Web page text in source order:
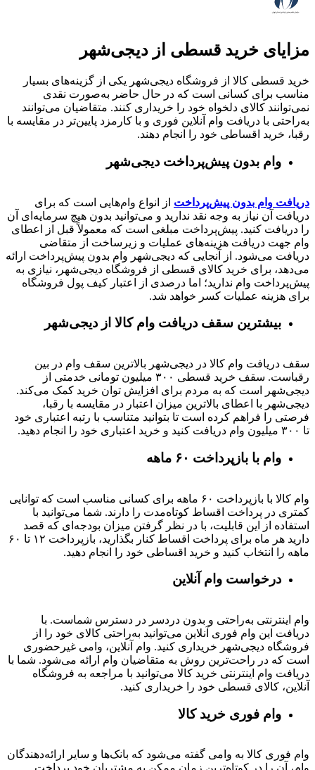
مزایای خرید قسطی از دیجی‌شهر
خرید قسطی کالا از فروشگاه دیجی‌شهر یکی از گزینه‌های بسیار
مناسب برای کسانی است که در حال حاضر به‌صورت نقدی
نمی‌توانند کالای دلخواه خود را خریداری کنند. متقاضیان می‌توانند
به‌راحتی با دریافت وام آنلاین فوری و با کارمزد پایین‌تر در مقایسه با
رقبا، خرید اقساطی خود را انجام دهند.
وام بدون پیش‌پرداخت‌ دیجی‌شهر
دریافت وام بدون پیش‌پرداخت از انواع وام‌هایی است که برای
دریافت آن نیاز به وجه نقد ندارید و می‌توانید بدون هیچ سرمایه‌ای آن
را دریافت کنید. پیش‌پرداخت مبلغی است که معمولاً قبل از اعطای
وام جهت دریافت هزینه‌های عملیات و زیرساخت از متقاضی
دریافت می‌شود. از آنجایی که دیجی‌شهر وام بدون پیش‌پرداخت ارائه
می‌دهد، برای خرید کالای قسطی از فروشگاه دیجی‌شهر، نیازی به
پیش‌پرداخت وام ندارید؛ اما درصدی از اعتبار کیف پول فروشگاه
برای هزینه عملیات کسر خواهد شد.
بیشترین سقف دریافت وام کالا از دیجی‌شهر
سقف دریافت وام کالا در دیجی‌شهر بالاترین سقف وام در بین
رقباست. سقف خرید قسطی ۳۰۰ میلیون تومانی خدمتی از
دیجی‌شهر است که به مردم برای افزایش توان خرید کمک می‌کند.
دیجی‌شهر با اعطای بالاترین میزان اعتبار در مقایسه با رقبا،
فرصتی را فراهم کرده است تا بتوانید متناسب با رتبه اعتباری خود
تا ۳۰۰ میلیون وام دریافت کنید و خرید اعتباری خود را انجام دهید.
وام با بازپرداخت ۶۰ ماهه
وام کالا با بازپرداخت ۶۰ ماهه برای کسانی مناسب است که توانایی
کمتری در پرداخت اقساط کوتاه‌مدت را دارند. شما می‌توانید با
استفاده از این قابلیت، با در نظر گرفتن میزان بودجه‌ای که قصد
دارید هر ماه برای پرداخت اقساط کنار بگذارید، بازپرداخت ۱۲ تا ۶۰
ماهه را انتخاب کنید و خرید اقساطی خود را انجام دهید.
درخواست وام آنلاین
وام اینترنتی به‌راحتی و بدون دردسر در دسترس شماست. با
دریافت این وام فوری آنلاین می‌توانید به‌راحتی کالای خود را از
فروشگاه دیجی‌شهر خریداری کنید. وام آنلاین، وامی غیرحضوری
است که در راحت‌ترین روش به متقاضیان وام ارائه می‌شود. شما با
دریافت وام اینترنتی خرید کالا می‌توانید با مراجعه به فروشگاه
آنلاین، کالای قسطی خود را خریداری کنید.
وام فوری خرید کالا
وام فوری کالا به وامی گفته می‌شود که بانک‌ها و سایر ارائه‌دهندگان